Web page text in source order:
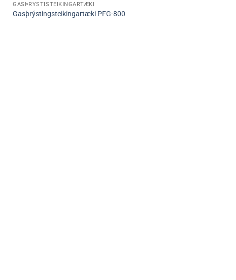
GASÞRÝSTISTEIKINGARTÆKI
Gasþrýstingsteikingartæki PFG-800